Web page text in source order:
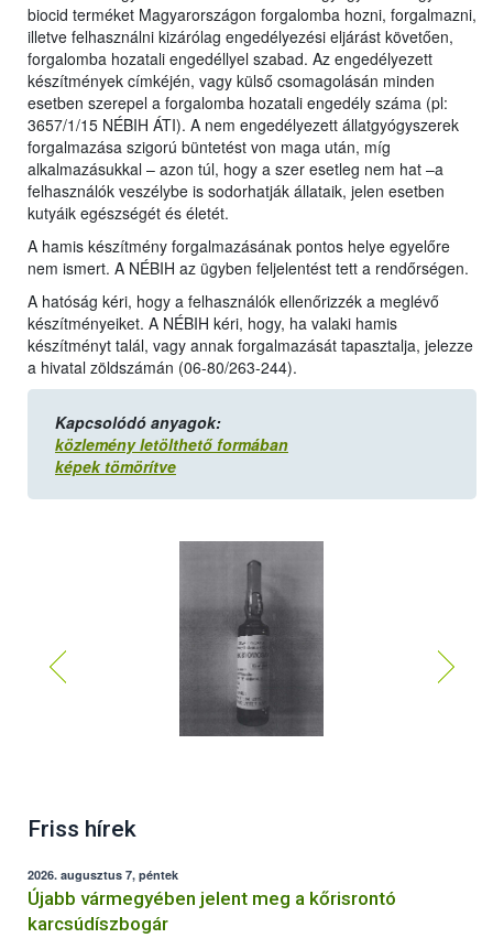
biocid terméket Magyarországon forgalomba hozni, forgalmazni,
illetve felhasználni kizárólag engedélyezési eljárást követően,
forgalomba hozatali engedéllyel szabad. Az engedélyezett
készítmények címkéjén, vagy külső csomagolásán minden
esetben szerepel a forgalomba hozatali engedély száma (pl:
3657/1/15 NÉBIH ÁTI). A nem engedélyezett állatgyógyszerek
forgalmazása szigorú büntetést von maga után, míg
alkalmazásukkal – azon túl, hogy a szer esetleg nem hat –a
felhasználók veszélybe is sodorhatják állataik, jelen esetben
kutyáik egészségét és életét.
A hamis készítmény forgalmazásának pontos helye egyelőre
nem ismert. A NÉBIH az ügyben feljelentést tett a rendőrségen.
A hatóság kéri, hogy a felhasználók ellenőrizzék a meglévő
készítményeiket. A NÉBIH kéri, hogy, ha valaki hamis
készítményt talál, vagy annak forgalmazását tapasztalja, jelezze
a hivatal zöldszámán (06-80/263-244).
Kapcsolódó anyagok:
közlemény letölthető formában
képek tömörítve
Friss hírek
2026. augusztus 7, péntek
Újabb vármegyében jelent meg a kőrisrontó
karcsúdíszbogár